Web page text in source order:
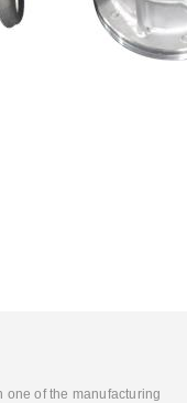
one of the manufacturing